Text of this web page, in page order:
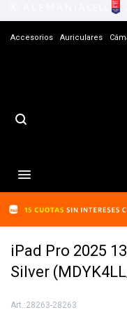
Accesorios Auriculares

iPad Pro 2025
Silver
28263-28263